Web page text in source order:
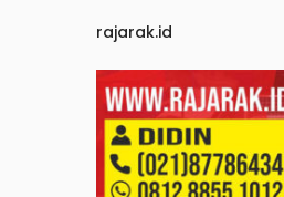
rajarak.id